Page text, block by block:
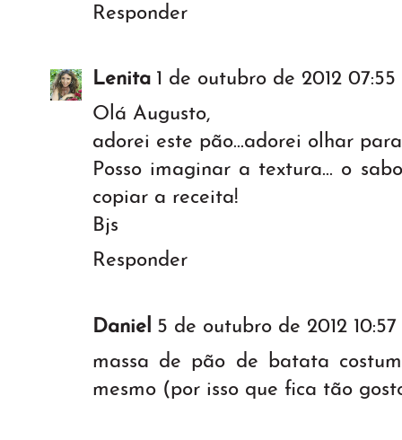
Responder
Lenita 1 de outubro de 2012 07:55
Olá Augusto,
adorei este pão...adorei olhar
Posso imaginar a textura... o
copiar a receita!
Bjs
Responder
Daniel 5 de outubro de 2012 10:57
massa de pão de batata
mesmo (por isso que fica tão